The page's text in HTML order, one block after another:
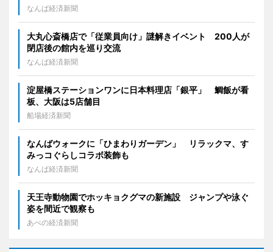
なんば経済新聞
大丸心斎橋店で「従業員向け」謎解きイベント 200人が
閉店後の館内を巡り交流
なんば経済新聞
淀屋橋ステーションワンに日本料理店「銀平」 鯛飯が看
板、大阪は5店舗目
船場経済新聞
なんばウォークに「ひまわりガーデン」 リラックマ、す
みっコぐらしコラボ装飾も
なんば経済新聞
天王寺動物園でホッキョクグマの新施設 ジャンプや泳ぐ
姿を間近で観察も
あべの経済新聞